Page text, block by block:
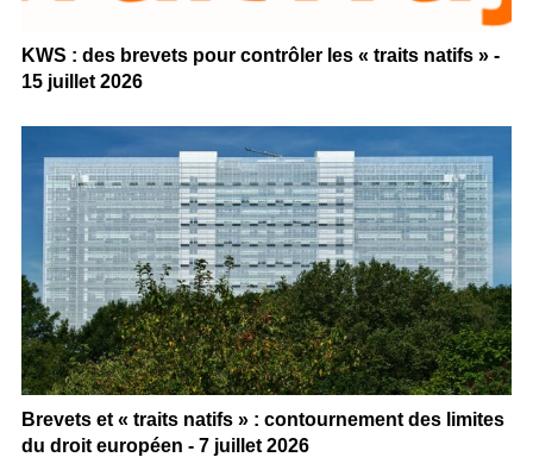
KWS : des brevets pour contrôler les « traits natifs » -
15 juillet 2026
Brevets et « traits natifs » : contournement des limites
du droit européen - 7 juillet 2026